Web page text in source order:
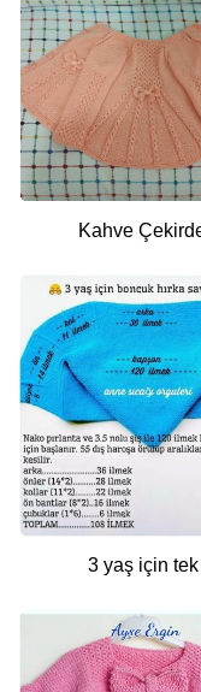
Kahve
3 yaş için tek